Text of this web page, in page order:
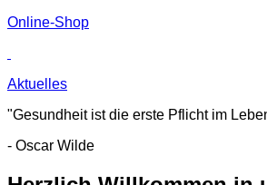
Online-Shop
Aktuelles
"Gesundheit ist die erste Pflicht im
- Oscar Wilde